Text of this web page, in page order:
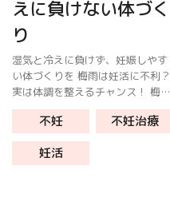
えに負けない体づく
り
湿気と冷えに負けず、妊娠しやす
い体づくりを 梅雨は妊活に不利？
実は体調を整えるチャンス！ 梅雨
はジメジメして気分も体も重だる
くなりがちですが、実は妊活にと
って体質改善を始めるにはぴった
りの季節です。 体がむくみやすく
不妊
不妊治療
妊活